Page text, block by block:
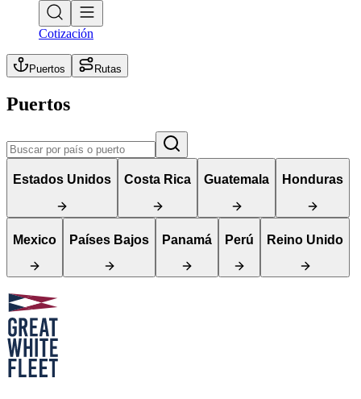
Cotización
Puertos Rutas
Puertos
Estados Unidos Costa Rica Guatemala Honduras
Mexico Países Bajos Panamá Perú Reino Unido
MapLibre